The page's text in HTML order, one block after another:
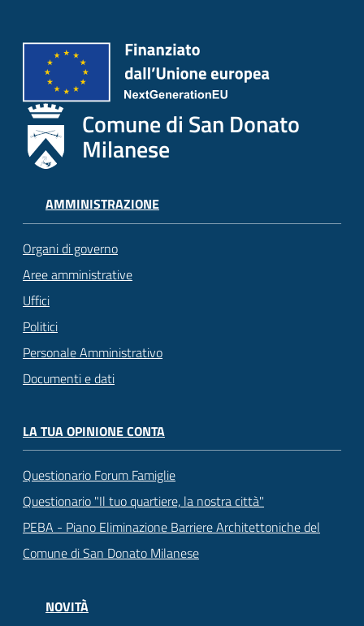
Comune di San Donato
Milanese
AMMINISTRAZIONE
Organi di governo
Aree amministrative
Uffici
Politici
Personale Amministrativo
Documenti e dati
LA TUA OPINIONE CONTA
Questionario Forum Famiglie
Questionario "Il tuo quartiere, la nostra città"
PEBA - Piano Eliminazione Barriere Architettoniche del
Comune di San Donato Milanese
NOVITÀ